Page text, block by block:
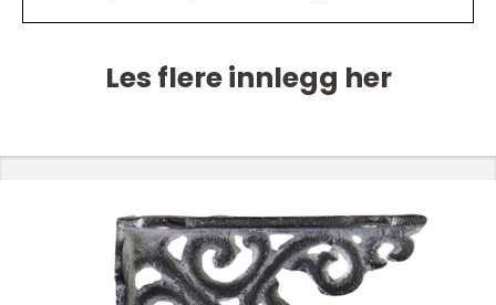
Les flere innlegg her